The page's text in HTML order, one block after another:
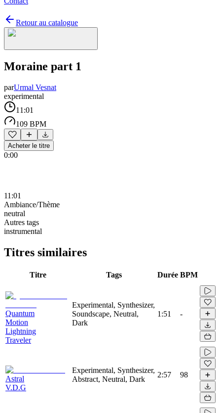
Retour au catalogue
Moraine part 1
parUrmal Vesnat
experimental
11:01
109 BPM
Acheter le titre
0:00
11:01
Ambiance/Thème
neutral
Autres tags
instrumental
Titres similaires
Titre Tags Durée BPM
Quantum
Motion
Lightning
Traveler
Experimental, Synthesizer,
Soundscape, Neutral,
Dark
1:51 -
Astral
V.D.G
Experimental, Synthesizer,
Abstract, Neutral, Dark
2:57 98